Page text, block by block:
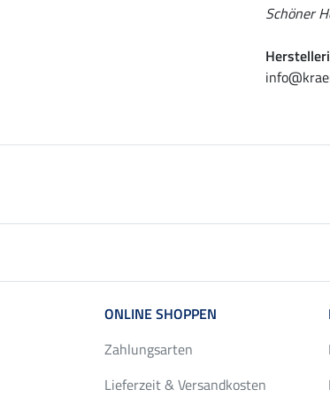
Schöner
ONLINE SHOPPEN
Zahlungsarten
Lieferzeit & Versandkosten